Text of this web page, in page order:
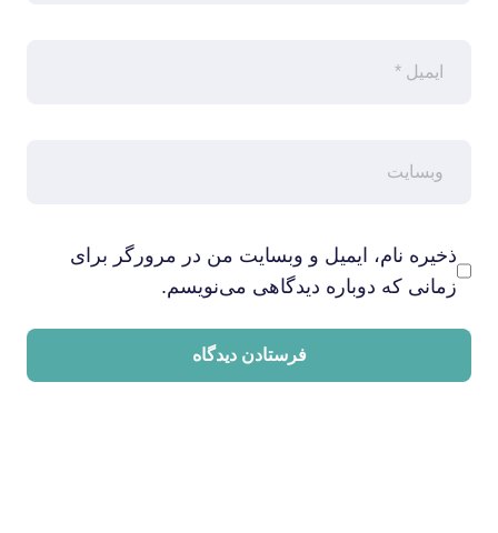
ذخیره نام، ایمیل و وبسایت من در مرورگر برای
زمانی که دوباره دیدگاهی می‌نویسم.